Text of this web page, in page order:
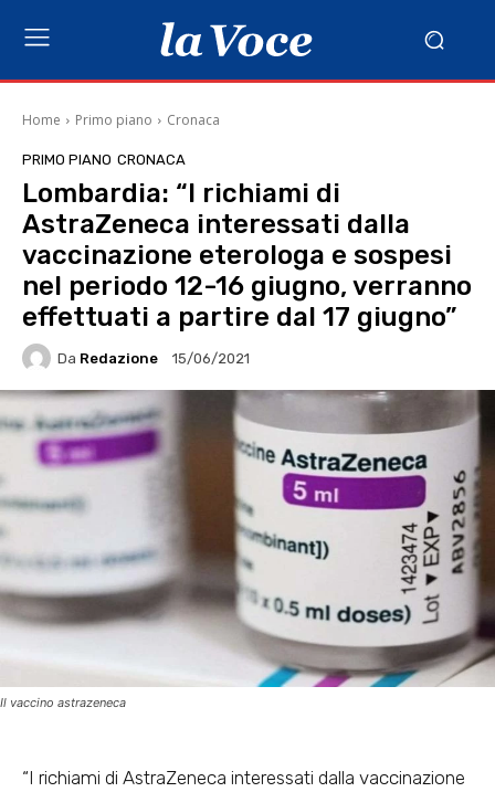
Home Primo piano Cronaca
PRIMO PIANO CRONACA
Lombardia: “I richiami di
AstraZeneca interessati dalla
vaccinazione eterologa e sospesi
nel periodo 12-16 giugno, verranno
effettuati a partire dal 17 giugno”
Da Redazione 15/06/2021
Il vaccino astrazeneca
“I richiami di AstraZeneca interessati dalla vaccinazione